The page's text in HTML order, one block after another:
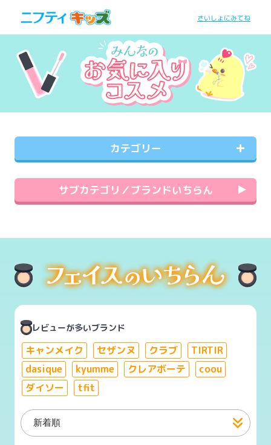
さいしょにみてね
カテゴリー
サブカテゴリ／ブランドいちらん
レビューが多いブランド
キャンメイク セザンヌ クラブ
TIRTIR
dasique
kyumme クレアボーテ
coou
ダイソー
tfit